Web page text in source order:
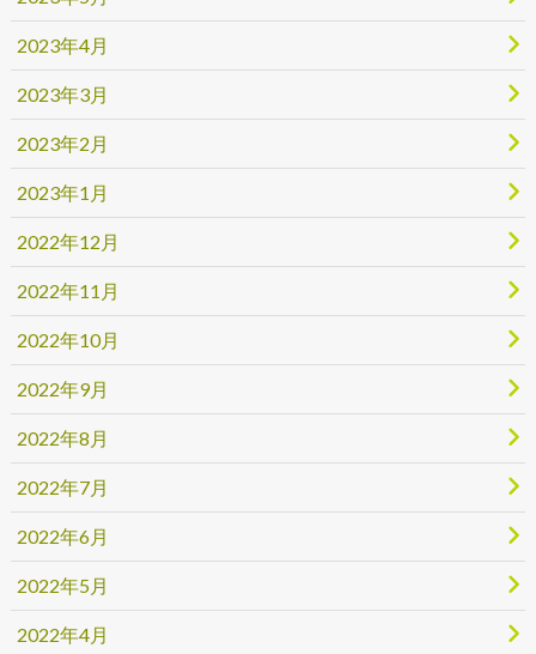
2023年4月
2023年3月
2023年2月
2023年1月
2022年12月
2022年11月
2022年10月
2022年9月
2022年8月
2022年7月
2022年6月
2022年5月
2022年4月